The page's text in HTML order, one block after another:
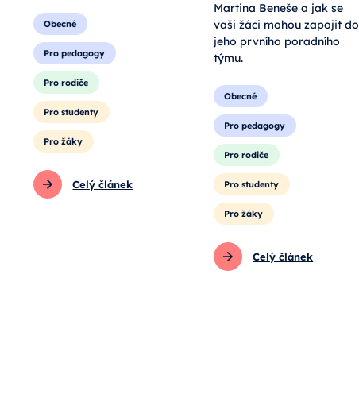
Obecné
Pro pedagogy
Pro rodiče
Pro studenty
Pro žáky
Celý článek
Martina Beneše a jak se
vaši žáci mohou zapojit do
jeho prvního poradního
týmu.
Obecné
Pro pedagogy
Pro rodiče
Pro studenty
Pro žáky
Celý článek